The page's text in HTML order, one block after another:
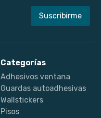
Categorías
Adhesivos ventana
Guardas autoadhesivas
Wallstickers
Pisos